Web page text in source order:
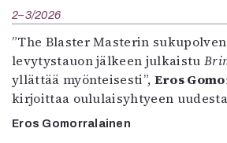
2–3/2026
”The Blaster Masterin
levytystauon jälkeen julkaistu
yllättää myönteisesti”, Eros
kirjoittaa oululaisyhtyeen
Eros Gomorralainen